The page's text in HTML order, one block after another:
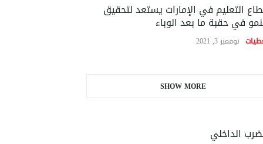
التعليم في الإمارات يستعد لتحقيق
في حقبة ما بعد الوباء
نوفمبر 3, 2021
SHOW MORE
الداخلي